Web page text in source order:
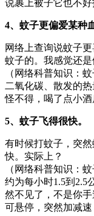
说裹上被子它也不好
4、蚊子更偏爱某种
网络上查询说蚊子
蚊子的。我感觉还是
（网络科普知识：
二氧化碳、散发的
怪不得，喝了点小酒
5、蚊子飞得很快。
有时候打蚊子，突
快。实际上？
（网络科普知识：
约为每小时1.5到2.5
然不见了，不是你
可悬停，突然加减速